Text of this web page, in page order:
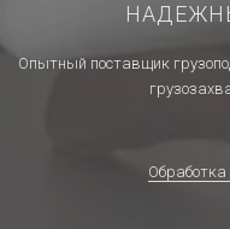
Опытный поставщик